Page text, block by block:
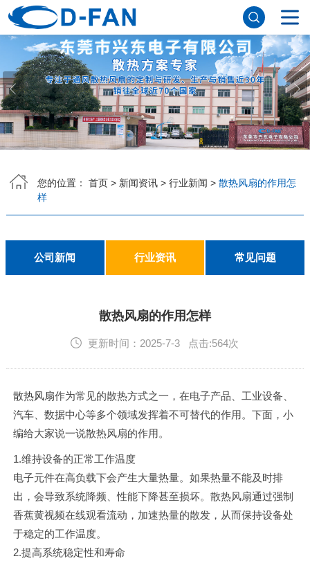
网站首页
关于香蕉APP下载安装污免费
公司简介
董事长寄语
发展历程
公司优势
企业文化
荣誉资质
企业风采
仪器设备
视频中心
产品中心
应用案例
工程案例
解决方案
公司新闻
行业资讯
常见问题
联系香蕉APP下载安装污免费
您的位置： 首页> 新闻资讯> 行业新闻 > 散热风扇的作用怎
样
公司新闻 行业资讯 常见问题
散热风扇的作用怎样
更新时间：2025-7-3 点击:564次
散热风扇作为常见的散热方式之一，在电子产品、工业设备、
汽车、数据中心等多个领域发挥着不可替代的作用。下面，小
编给大家说一说散热风扇的作用。
1.维持设备的正常工作温度
电子元件在高负载下会产生大量热量。如果热量不能及时排
出，会导致系统降频、性能下降甚至损坏。散热风扇通过强制
香蕉黄视频在线观看流动，加速热量的散发，从而保持设备处
于稳定的工作温度。
2.提高系统稳定性和寿命